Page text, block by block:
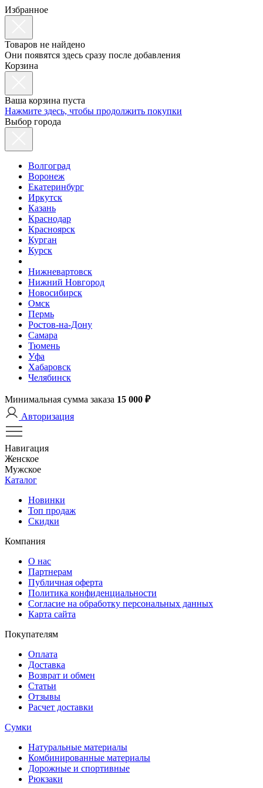
Избранное
Товаров не найдено
Они появятся здесь сразу после добавления
Корзина
Ваша корзина пуста
Нажмите здесь, чтобы продолжить покупки
Выбор города
Волгоград
Воронеж
Екатеринбург
Иркутск
Казань
Краснодар
Красноярск
Курган
Курск
Нижневартовск
Нижний Новгород
Новосибирск
Омск
Пермь
Ростов-на-Дону
Самара
Тюмень
Уфа
Хабаровск
Челябинск
Минимальная сумма заказа 15 000 ₽
Авторизация
Навигация
Женское
Мужское
Каталог
Новинки
Топ продаж
Скидки
Компания
О нас
Партнерам
Публичная оферта
Политика конфиденциальности
Согласие на обработку персональных данных
Карта сайта
Покупателям
Оплата
Доставка
Возврат и обмен
Статьи
Отзывы
Расчет доставки
Сумки
Натуральные материалы
Комбинированные материалы
Дорожные и спортивные
Рюкзаки